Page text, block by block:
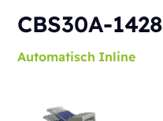
CBS30A-1428
Automatisch Inline